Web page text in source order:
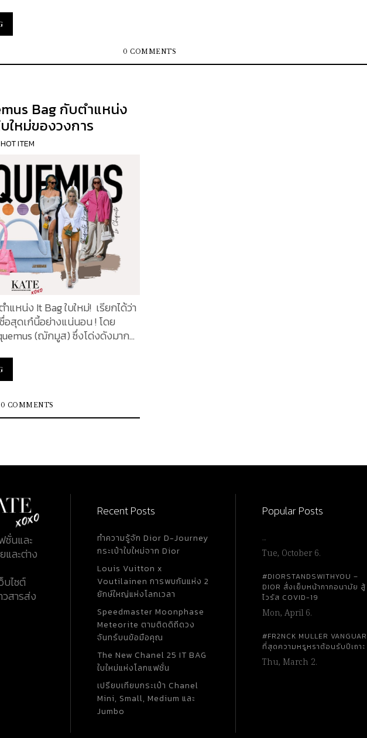
รถถือเข้ากันได้กับทุกสไตล์การแต่งตัว ด้วยวัสดุตัดเย็บจากหนังวัวแท้ 100% ในบทความนี้ เรา
7 รุ่นที่กำลังมาแรงอยู่ขณะนี้ น้อง ๆ จะมีรูปร่างหน้าตาน่าจับจองกันขนาดไหนนั้น ไปชม
อะไหล่สีทอง ระบุชื่อแบรนด์ JACQUEMUS ไว้ที่มุมขวาล่างของกระเป๋า เพิ่มความสะดวกส
0 COMMENTS
Bag กับตำแหน่ง
ใหม่ของวงการ
HOT ITEM
แหน่ง It Bag ใบใหม่! เรียกได้ว่า
สุดเก๋นี้อย่างแน่นอน ! โดย
(ฌักมูส) ซึ่งโด่งดังมาก
มตื่นตาตื่นใจให้สายแฟฯ ได้ไม่น้อย
ที่ถูกออกแบบมานั้น สวยหรู ดู
เป็นเจ้าของกระเป๋าแบรนด์นี้อีก
งบ้าง ตามไปดูกันเลย 1. Le
ชีวิตประจำวันเป็นอย่างมาก พร้อม
นชื่อแบรนด์ JACQUEMUS ตัว
ะเป๋า ฝาเปิด-ปิดแม่เหล็กแน่น
100%) และหนังแท้ 100%
นนี้ผลิตออกมาเพียงขนาดเดียว
(4.3 x 2.9 นิ้ว) ราคาอยู่ที่ $410
บาท 2. Le Bambino
0 COMMENTS
ชั่นและ
ละต่าง
บไซต์
สารส่ง
Recent Posts
ทำความรู้จัก Dior D-Journey
กระเป๋าใบใหม่จาก Dior
Louis Vuitton x
Voutilainen การพบกันแห่ง 2
ยักษ์ใหญ่แห่งโลกเวลา
Speedmaster Moonphase
Meteorite ตามติดดิถีดวง
จันทร์บนข้อมือคุณ
The New Chanel 25 IT BAG
ใบใหม่แห่งโลกแฟชั่น
เปรียบเทียบกระเป๋า Chanel
Mini, Small, Medium และ
Jumbo
Popular Posts
…
Tue, October 6.
#DIORSTANDSWITHYOU –
DIOR สั่งเย็บหน้ากากอนามัย สู้
ไวรัส COVID-19
Mon, April 6.
#FR2NCK MULLER
ที่สุดความหรูหราต้อนรับปีเถาะ
Thu, March 2.